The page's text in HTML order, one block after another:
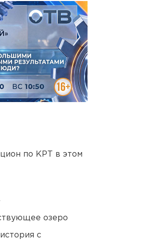
по КРТ в этом
озеро
с